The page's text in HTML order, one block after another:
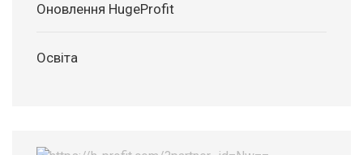
Оновлення HugeProfit
Освіта